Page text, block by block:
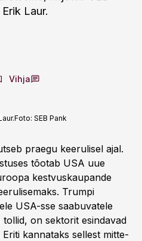
Laur.
Vihja
Foto: SEB Pank
praegu keerulisel ajal.
tõotab USA uue
kestvuskaupande
Trumpi
USA-sse saabuvatele
on sektorit esindavad
kannataks sellest mitte-